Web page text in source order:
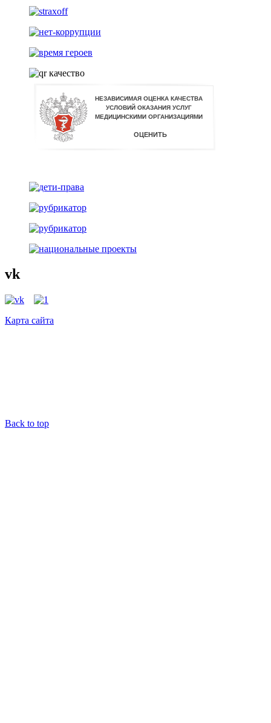
vk
Карта сайта
Back to top